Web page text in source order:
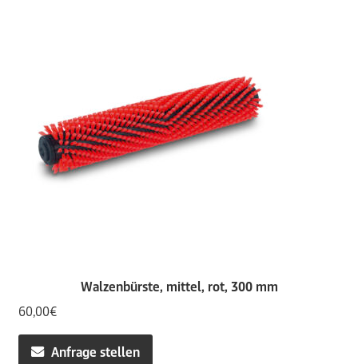
Walzenbürste, mittel, rot, 300 mm
60,00€
Anfrage stellen